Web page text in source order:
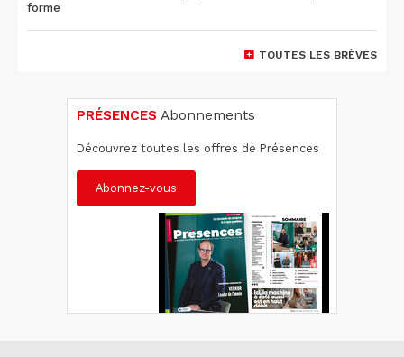
forme
TOUTES LES BRÈVES
PRÉSENCES Abonnements
Découvrez toutes les offres de Présences
Abonnez-vous